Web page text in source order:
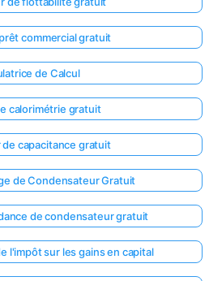
commercial gratuit
de Calcul
calorimétrie gratuit
capacitance gratuit
de Condensateur Gratuit
de condensateur gratuit
l'impôt sur les gains en capital